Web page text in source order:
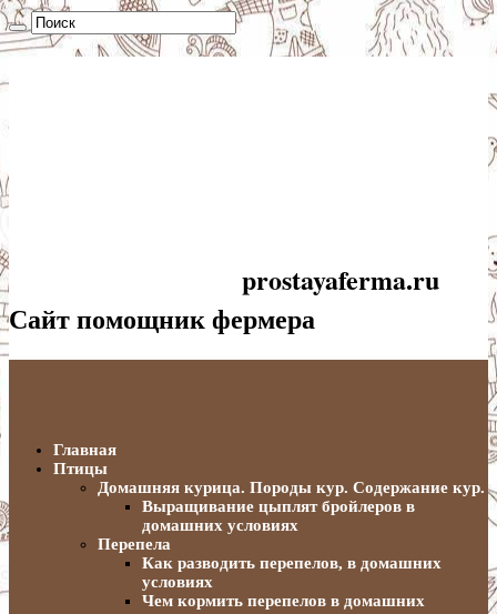
prostayaferma.ru
Сайт помощник фермера
Главная
Птицы
Домашняя курица. Породы кур. Содержание кур.
Выращивание цыплят бройлеров в
домашних условиях
Перепела
Как разводить перепелов, в домашних
условиях
Чем кормить перепелов в домашних